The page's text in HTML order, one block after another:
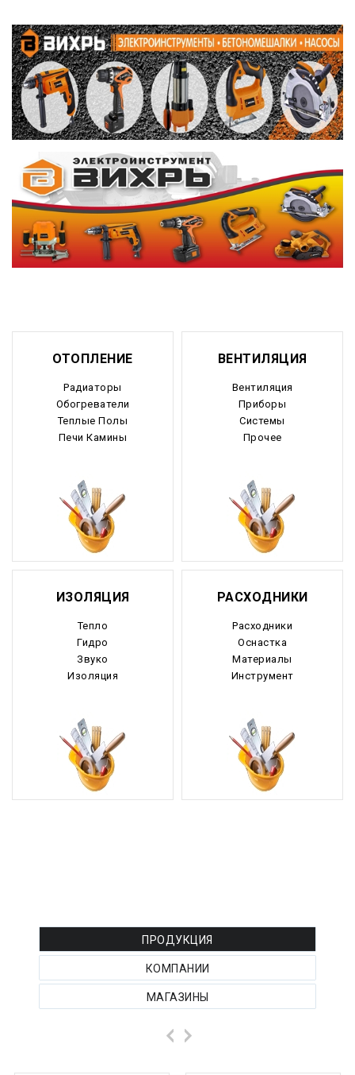
ОТОПЛЕНИЕ
Радиаторы
Обогреватели
Теплые Полы
Печи Камины
ВЕНТИЛЯЦИЯ
Вентиляция
Приборы
Системы
Прочее
ИЗОЛЯЦИЯ
Тепло
Гидро
Звуко
Изоляция
РАСХОДНИКИ
Расходники
Оснастка
Материалы
Инструмент
ПРОДУКЦИЯ
КОМПАНИИ
МАГАЗИНЫ